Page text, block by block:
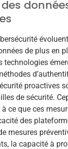
de plus en
technologies
proactives
de sécurité.
ce que ces
des
mesures
la capacité à